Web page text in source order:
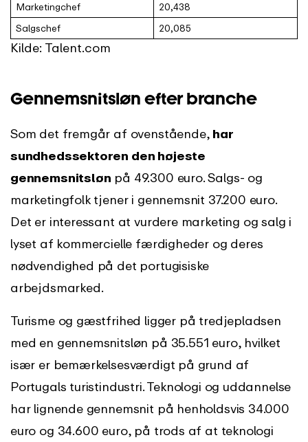
Marketingchef
20,438
Salgschef
20,085
Kilde: Talent.com
Gennemsnitsløn efter branche
Som det fremgår af ovenstående, har
sundhedssektoren den højeste
gennemsnitsløn på 49.300 euro. Salgs- og
marketingfolk tjener i gennemsnit 37.200 euro.
Det er interessant at vurdere marketing og salg i
lyset af kommercielle færdigheder og deres
nødvendighed på det portugisiske
arbejdsmarked.
Turisme og gæstfrihed ligger på tredjepladsen
med en gennemsnitsløn på 35.551 euro, hvilket
især er bemærkelsesværdigt på grund af
Portugals turistindustri. Teknologi og uddannelse
har lignende gennemsnit på henholdsvis 34.000
euro og 34.600 euro, på trods af at teknologi